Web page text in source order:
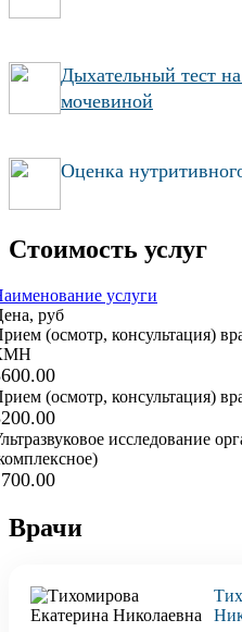
Дыхательный тест
мочевиной
Оценка
Стоимость услуг
услуги
руб
(осмотр, консультация)
(осмотр, консультация)
исследование
Врачи